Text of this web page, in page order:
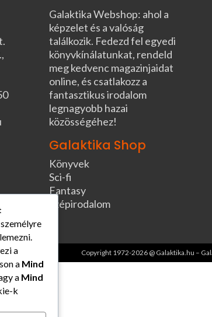
Galaktika Webshop: ahol a
képzelet és a valóság
találkozik. Fedezd fel egyedi
könyvkínálatunkat, rendeld
meg kedvenc magazinjaidat
online, és csatlakozz a
fantasztikus irodalom
legnagyobb hazai
közösségéhez!
Galaktika Shop
Könyvek
Sci-fi
Fantasy
Szépirodalom
Copyright 1972-2026 @ Galaktika.hu –
a
a Mind
a Mind
k